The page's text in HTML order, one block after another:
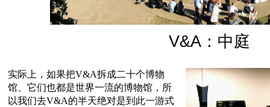
V&A：中庭
实际上，如果把V&A拆成二十个博物
馆、它们也都是世界一流的博物馆，所
以我们去V&A的半天绝对是到此一游式